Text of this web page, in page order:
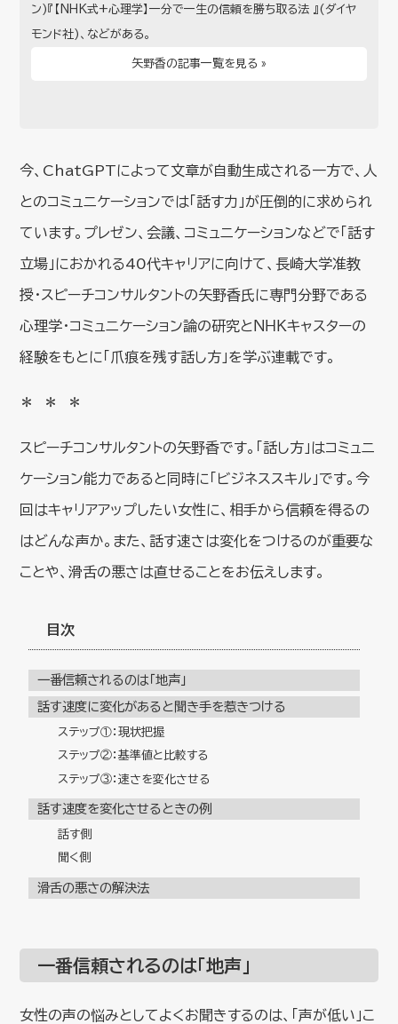
ン)『【NHK式+心理学】一分で一生の信頼を勝ち取る法 』(ダイヤ
モンド社)、などがある。
矢野香の記事一覧を見る »
今、ChatGPTによって文章が自動生成される一方で、人
とのコミュニケーションでは「話す力」が圧倒的に求められ
ています。プレゼン、会議、コミュニケーションなどで「話す
立場」におかれる40代キャリアに向けて、長崎大学准教
授・スピーチコンサルタントの矢野香氏に専門分野である
心理学・コミュニケーション論の研究とＮＨＫキャスターの
経験をもとに「爪痕を残す話し方」を学ぶ連載です。
＊ ＊ ＊
スピーチコンサルタントの矢野香です。「話し方」はコミュニ
ケーション能力であると同時に「ビジネススキル」です。今
回はキャリアアップしたい女性に、相手から信頼を得るの
はどんな声か。また、話す速さは変化をつけるのが重要な
ことや、滑舌の悪さは直せることをお伝えします。
目次
一番信頼されるのは「地声」
話す速度に変化があると聞き手を惹きつける
ステップ①：現状把握
ステップ②：基準値と比較する
ステップ③：速さを変化させる
話す速度を変化させるときの例
話す側
聞く側
滑舌の悪さの解決法
一番信頼されるのは「地声」
女性の声の悩みとしてよくお聞きするのは、「声が低い」こ